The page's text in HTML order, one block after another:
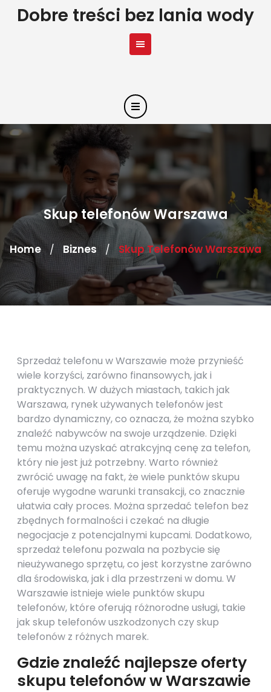
SkipDobre treści bez lania wody
Skup telefonów Warszawa
Home / Biznes / Skup Telefonów Warszawa
Sprzedaż telefonu w Warszawie może przynieść
wiele korzyści, zarówno finansowych, jak i
praktycznych. W dużych miastach, takich jak
Warszawa, rynek używanych telefonów jest
bardzo dynamiczny, co oznacza, że można szybko
znaleźć nabywców na swoje urządzenie. Dzięki
temu można uzyskać atrakcyjną cenę za telefon,
który nie jest już potrzebny. Warto również
zwrócić uwagę na fakt, że wiele punktów skupu
oferuje wygodne warunki transakcji, co znacznie
ułatwia cały proces. Można sprzedać telefon bez
zbędnych formalności i czekać na długie
negocjacje z potencjalnymi kupcami. Dodatkowo,
sprzedaż telefonu pozwala na pozbycie się
nieużywanego sprzętu, co jest korzystne zarówno
dla środowiska, jak i dla przestrzeni w domu. W
Warszawie istnieje wiele punktów skupu
telefonów, które oferują różnorodne usługi, takie
jak skup telefonów uszkodzonych czy skup
telefonów z różnych marek.
Gdzie znaleźć najlepsze oferty
skupu telefonów w Warszawie